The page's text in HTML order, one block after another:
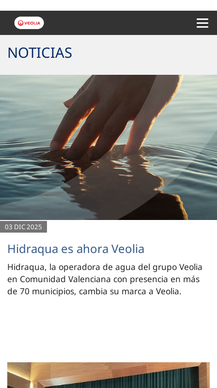
NOTICIAS
03 DIC 2025
Hidraqua es ahora Veolia
Hidraqua, la operadora de agua del grupo Veolia
en Comunidad Valenciana con presencia en más
de 70 municipios, cambia su marca a Veolia.